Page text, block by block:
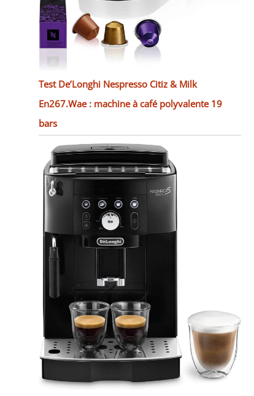
Test De’Longhi Nespresso Citiz & Milk
En267.Wae : machine à café polyvalente 19
bars